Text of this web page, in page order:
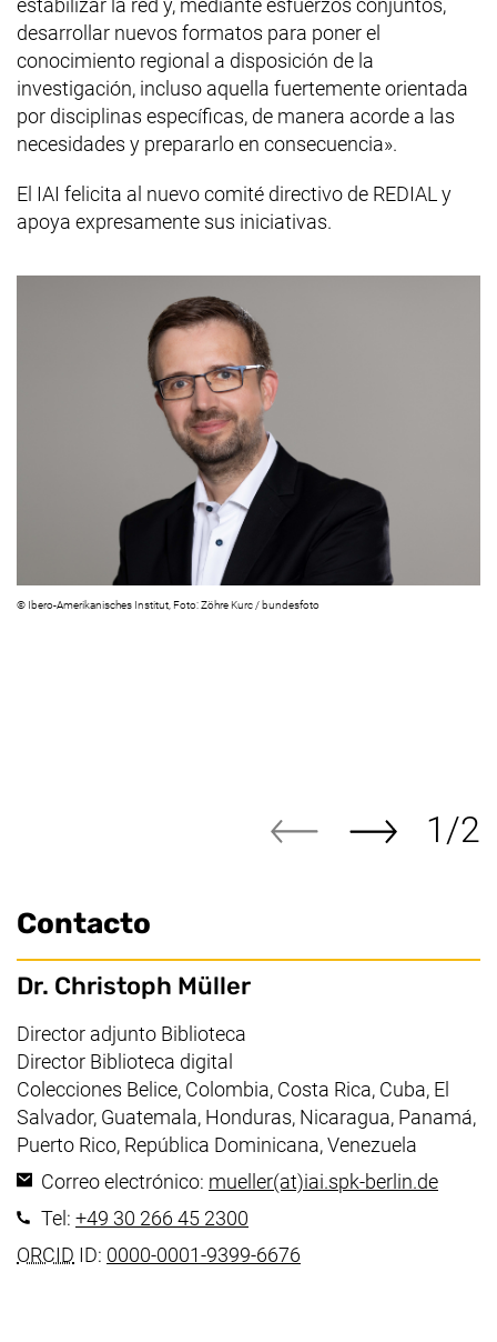
estabilizar la red y, mediante esfuerzos conjuntos,
desarrollar nuevos formatos para poner el
conocimiento regional a disposición de la
investigación, incluso aquella fuertemente orientada
por disciplinas específicas, de manera acorde a las
necesidades y prepararlo en consecuencia».
El IAI felicita al nuevo comité directivo de REDIAL y
apoya expresamente sus iniciativas.
© Ibero-Amerikanisches Institut, Foto: Zöhre Kurc / bundesfoto
1/2
Contacto
Dr. Christoph Müller
Área de trabajo:
Director adjunto Biblioteca
Director Biblioteca digital
Colecciones Belice, Colombia, Costa Rica, Cuba, El
Salvador, Guatemala, Honduras, Nicaragua, Panamá,
Puerto Rico, República Dominicana, Venezuela
Correo electrónico: mueller​(at)​iai.spk-berlin.de(abre
Tel: +49 30 266 45 2300
ORCID ID: 0000-0001-9399-6676